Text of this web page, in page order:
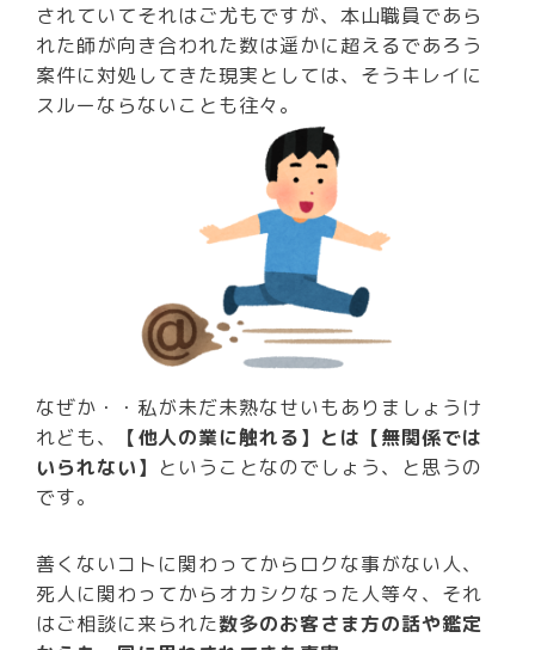
されていてそれはご尤もですが、本山職員であら
れた師が向き合われた数は遥かに超えるであろう
案件に対処してきた現実としては、そうキレイに
スルーならないことも往々。
なぜか・・私が未だ未熟なせいもありましょうけ
れども、
【他人の業に触れる】とは【無関係では
いられない】 ということなのでしょう、と思うの
です。
善くないコトに関わってからロクな事がない人、
死人に関わってからオカシクなった人等々、それ
はご相談に来られた数多のお客さま方の話や鑑定